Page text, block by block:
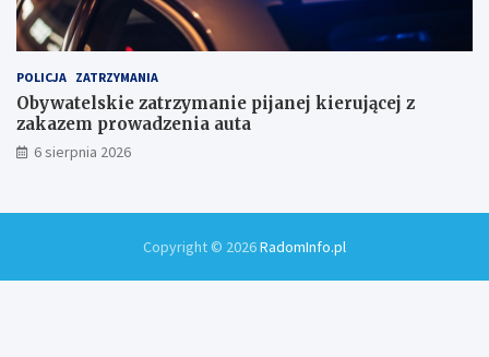
POLICJA ZATRZYMANIA
Obywatelskie zatrzymanie pijanej kierującej z
zakazem prowadzenia auta
6 sierpnia 2026
Copyright © 2026RadomInfo.pl